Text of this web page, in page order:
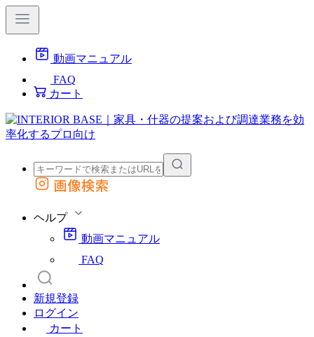
動画マニュアル
FAQ
カート
外部サイトの商品をカートに追加
画像検索
ヘルプ
動画マニュアル
FAQ
新規登録
ログイン
カート